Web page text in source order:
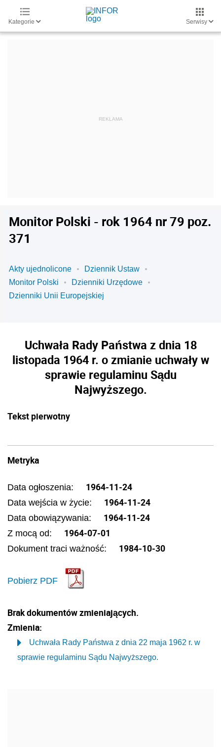
Kategorie Serwisy
Monitor Polski - rok 1964 nr 79 poz.
371
Akty ujednolicone
Dziennik Ustaw
Monitor Polski
Dzienniki Urzędowe
Dzienniki Unii Europejskiej
Uchwała Rady Państwa z dnia 18
listopada 1964 r. o zmianie uchwały w
sprawie regulaminu Sądu
Najwyższego.
Tekst pierwotny
Metryka
Data ogłoszenia: 1964-11-24
Data wejścia w życie: 1964-11-24
Data obowiązywania: 1964-11-24
Z mocą od: 1964-07-01
Dokument traci ważność: 1984-10-30
Pobierz PDF
Brak dokumentów zmieniających.
Zmienia:
Uchwała Rady Państwa z dnia 22 maja 1962 r. w
sprawie regulaminu Sądu Najwyższego.